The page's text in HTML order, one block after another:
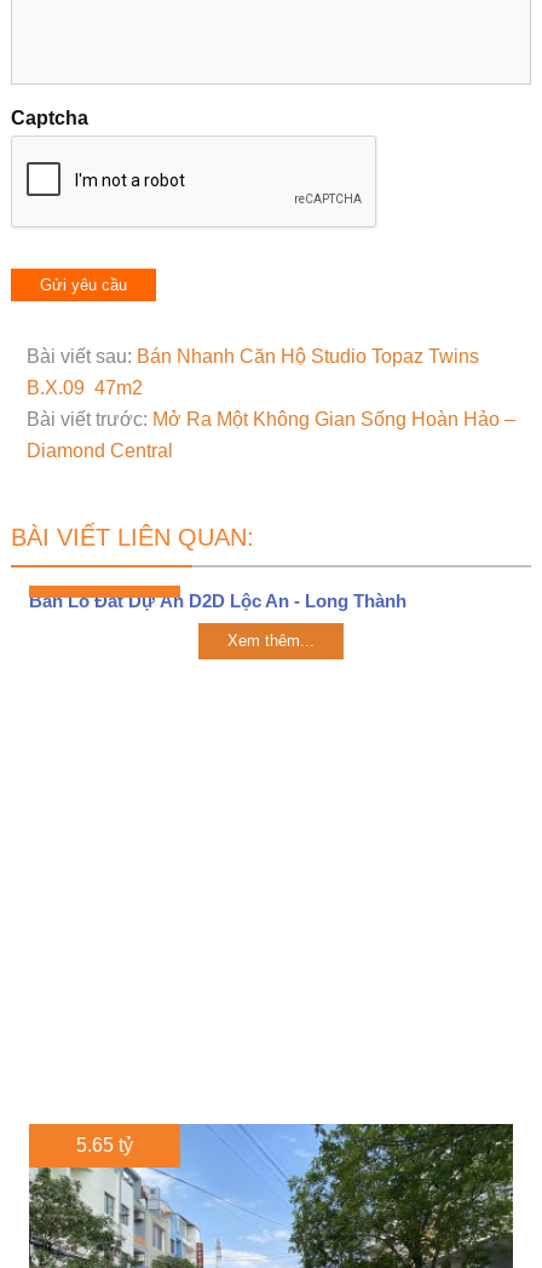
Captcha
Bài viết sau: Bán Nhanh Căn Hộ Studio Topaz Twins
B.X.09 47m2
Bài viết trước: Mở Ra Một Không Gian Sống Hoàn Hảo –
Diamond Central
BÀI VIẾT LIÊN QUAN:
Bán Lô Đất Dự Án D2D Lộc An - Long Thành
Xem thêm...
5.65 tỷ